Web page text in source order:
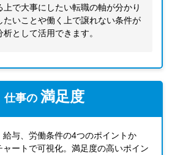
上で大事にしたい転職の軸が分かり
たいことや働く上で譲れない条件が
として活用できます。
仕事の 満足度
与、労働条件の4つのポイントか
ャートで可視化。満足度の高いポイン